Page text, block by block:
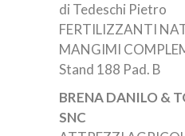
di Tedeschi Pietro
FERTILIZZANTI
MANGIMI
Stand 188 Pad. B
BRENA DANILO &
SNC